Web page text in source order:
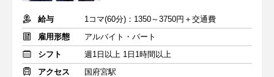
給与
1コマ(60分)：1350～3750円＋交通費
雇用形態
アルバイト・パート
シフト
週1日以上 1日1時間以上
アクセス
国府宮駅